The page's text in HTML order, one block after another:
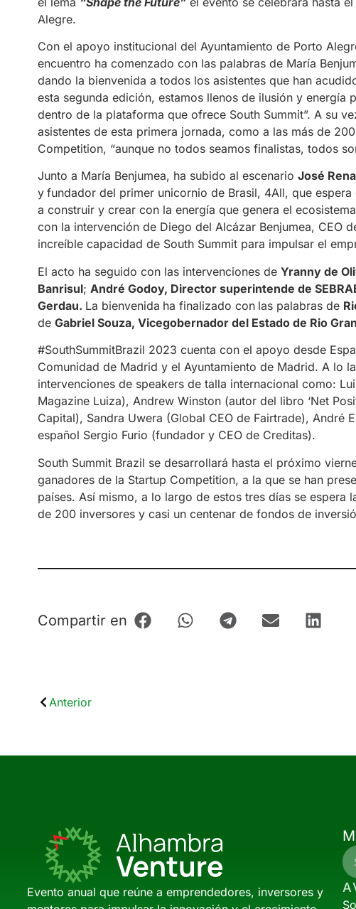
Alegre.
Con el apoyo institucional del Ayuntamiento de Porto
encuentro ha comenzado con las palabras de María
dando la bienvenida a todos los asistentes que han
esta segunda edición, estamos llenos de ilusión y energía
dentro de la plataforma que ofrece South Summit”. A su
asistentes de esta primera jornada, como a las más de
Competition, “aunque no todos seamos finalistas, todos
Junto a María Benjumea, ha subido al escenario José
y fundador del primer unicornio de Brasil, 4All, que
a construir y crear con la energía que genera el
con la intervención de Diego del Alcázar Benjumea, CEO
increíble capacidad de South Summit para impulsar el
El acto ha seguido con las intervenciones de Yranny de
Banrisul; André Godoy, Director superintende de
Gerdau. La bienvenida ha finalizado con las palabras de
de Gabriel Souza, Vicegobernador del Estado de Rio
#SouthSummitBrazil 2023 cuenta con el apoyo desde
Comunidad de Madrid y el Ayuntamiento de Madrid. A lo
intervenciones de speakers de talla internacional como:
Magazine Luiza), Andrew Winston (autor del libro ‘Net
Capital), Sandra Uwera (Global CEO de Fairtrade), André
español Sergio Furio (fundador y CEO de Creditas).
South Summit Brazil se desarrollará hasta el próximo
ganadores de la Startup Competition, a la que se han
países. Así mismo, a lo largo de estos tres días se espera
de 200 inversores y casi un centenar de fondos de
Compartir en
Anterior
Evento anual que reúne a emprendedores, inversores y